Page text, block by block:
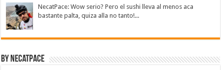
NecatPace: Wow serio? Pero el sushi lleva al menos aca
bastante palta, quiza alla no tanto!...
By NecatPace